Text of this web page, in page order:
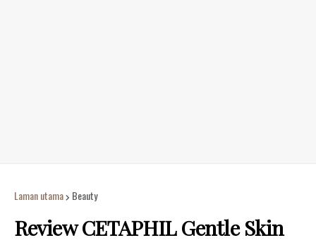
Laman utama Beauty
Review CETAPHIL Gentle Skin